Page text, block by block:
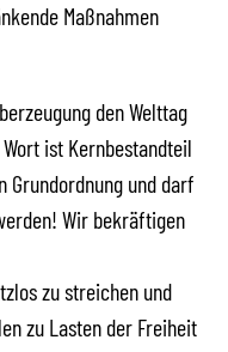
Maßnahmen
den Welttag
ist Kernbestandteil
und darf
Wir bekräftigen
zu streichen und
zu Lasten der Freiheit